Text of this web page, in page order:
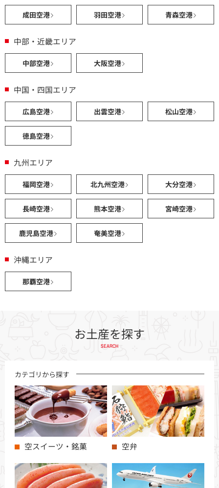
成田空港 羽田空港 青森空港
中部・近畿エリア
中部空港 大阪空港
中国・四国エリア
広島空港 出雲空港 松山空港
徳島空港
九州エリア
福岡空港 北九州空港 大分空港
長崎空港 熊本空港 宮崎空港
鹿児島空港 奄美空港
沖縄エリア
那覇空港
お土産を探す
SEARCH
カテゴリから探す
空スイーツ・銘菓 空弁